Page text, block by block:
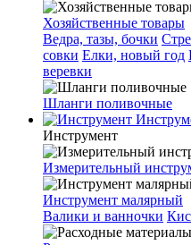
Хозяйственные товары
Ведра, тазы, бочки
совки Елки, новый год
веревки
Шланги поливочные
Инструмент
Измерительный
Инструмент малярный
Валики и ванночки